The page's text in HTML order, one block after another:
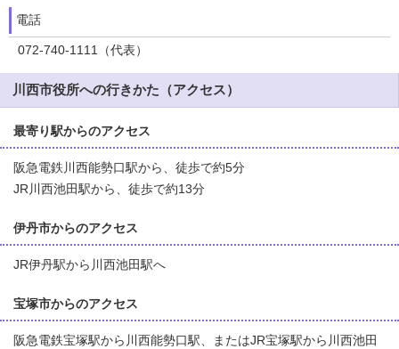
電話
072-740-1111（代表）
川西市役所への行きかた（アクセス）
最寄り駅からのアクセス
阪急電鉄川西能勢口駅から、徒歩で約5分
JR川西池田駅から、徒歩で約13分
伊丹市からのアクセス
JR伊丹駅から川西池田駅へ
宝塚市からのアクセス
阪急電鉄宝塚駅から川西能勢口駅、またはJR宝塚駅から川西池田